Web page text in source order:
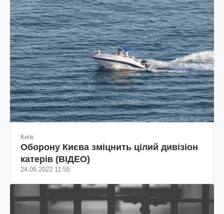
Київ
Оборону Києва зміцнить цілий дивізіон
катерів (ВІДЕО)
24.06.2022 11:55